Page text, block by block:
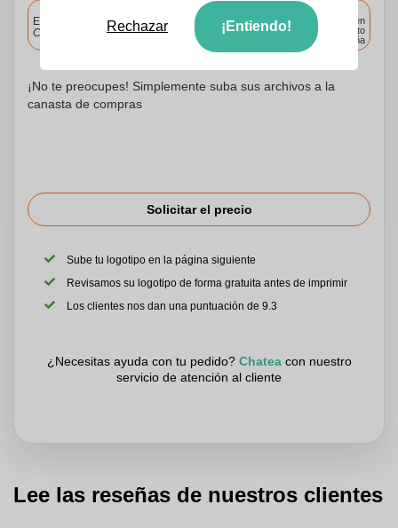
Entrega estándar
Cargue y apruebe sus archivos antes de las 9.30 a.m.
Entrega en
cualquier punto
de España
¡No te preocupes! Simplemente suba sus archivos a la
canasta de compras
Solicitar el precio
Sube tu logotipo en la página siguiente
Revisamos su logotipo de forma gratuita antes de imprimir
Los clientes nos dan una puntuación de 9.3
¿Necesitas ayuda con tu pedido? Chateacon nuestro
servicio de atención al cliente
Lee las reseñas de nuestros clientes
Rechazar ¡Entiendo!